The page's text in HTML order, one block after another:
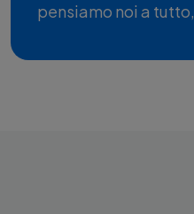
pensiamo noi a tutto,